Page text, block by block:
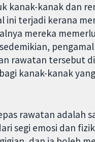
kanak-kanak dan
ini terjadi kerana
mereka
rawatan tersebut
kanak-kanak
rawatan adalah
segi emosi dan